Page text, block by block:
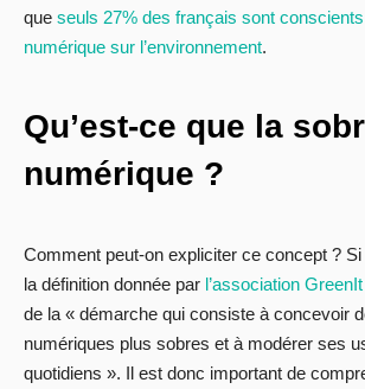
que seuls 27% des français sont conscients
numérique sur l’environnement.
Qu’est-ce que la
numérique ?
Comment peut-on expliciter ce concept ? Si
la définition donnée par l’association GreenIt
de la « démarche qui consiste à concevoir
numériques plus sobres et à modérer ses
quotidiens ». Il est donc important de